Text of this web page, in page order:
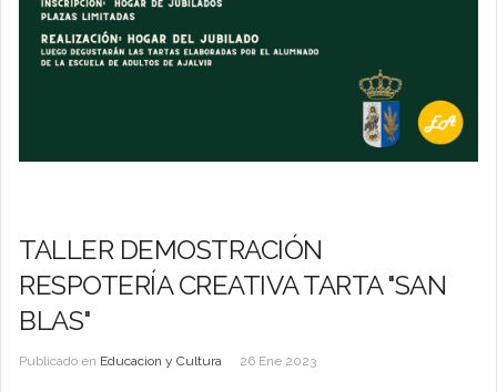
TALLER DEMOSTRACIÓN
RESPOTERÍA CREATIVA TARTA "SAN
BLAS"
Publicado en Educacion y Cultura 26 Ene 2023